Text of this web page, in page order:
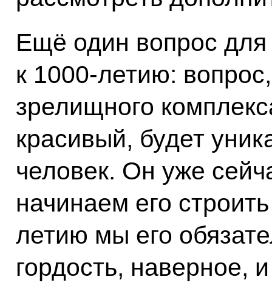
Ещё один вопрос
к 1000-летию:
зрелищного
красивый, будет
человек. Он уже
начинаем его
летию мы его
гордость, наверное,